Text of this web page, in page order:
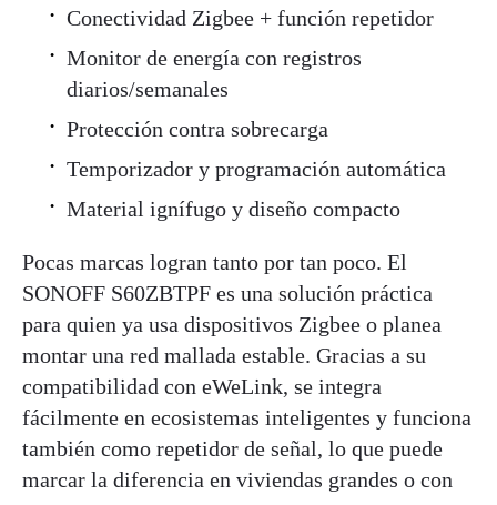
Conectividad Zigbee + función repetidor
Monitor de energía con registros
diarios/semanales
Protección contra sobrecarga
Temporizador y programación automática
Material ignífugo y diseño compacto
Pocas marcas logran tanto por tan poco. El
SONOFF S60ZBTPF es una solución práctica
para quien ya usa dispositivos Zigbee o planea
montar una red mallada estable. Gracias a su
compatibilidad con eWeLink, se integra
fácilmente en ecosistemas inteligentes y funciona
también como repetidor de señal, lo que puede
marcar la diferencia en viviendas grandes o con